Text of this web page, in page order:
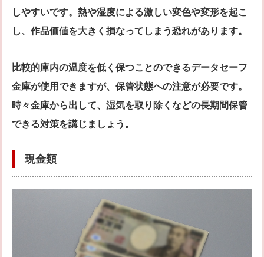
しやすいです。熱や湿度による激しい変色や変形を起こ
し、作品価値を大きく損なってしまう恐れがあります。
比較的庫内の温度を低く保つことのできるデータセーフ
金庫が使用できますが、保管状態への注意が必要です。
時々金庫から出して、湿気を取り除くなどの長期間保管
できる対策を講じましょう。
現金類